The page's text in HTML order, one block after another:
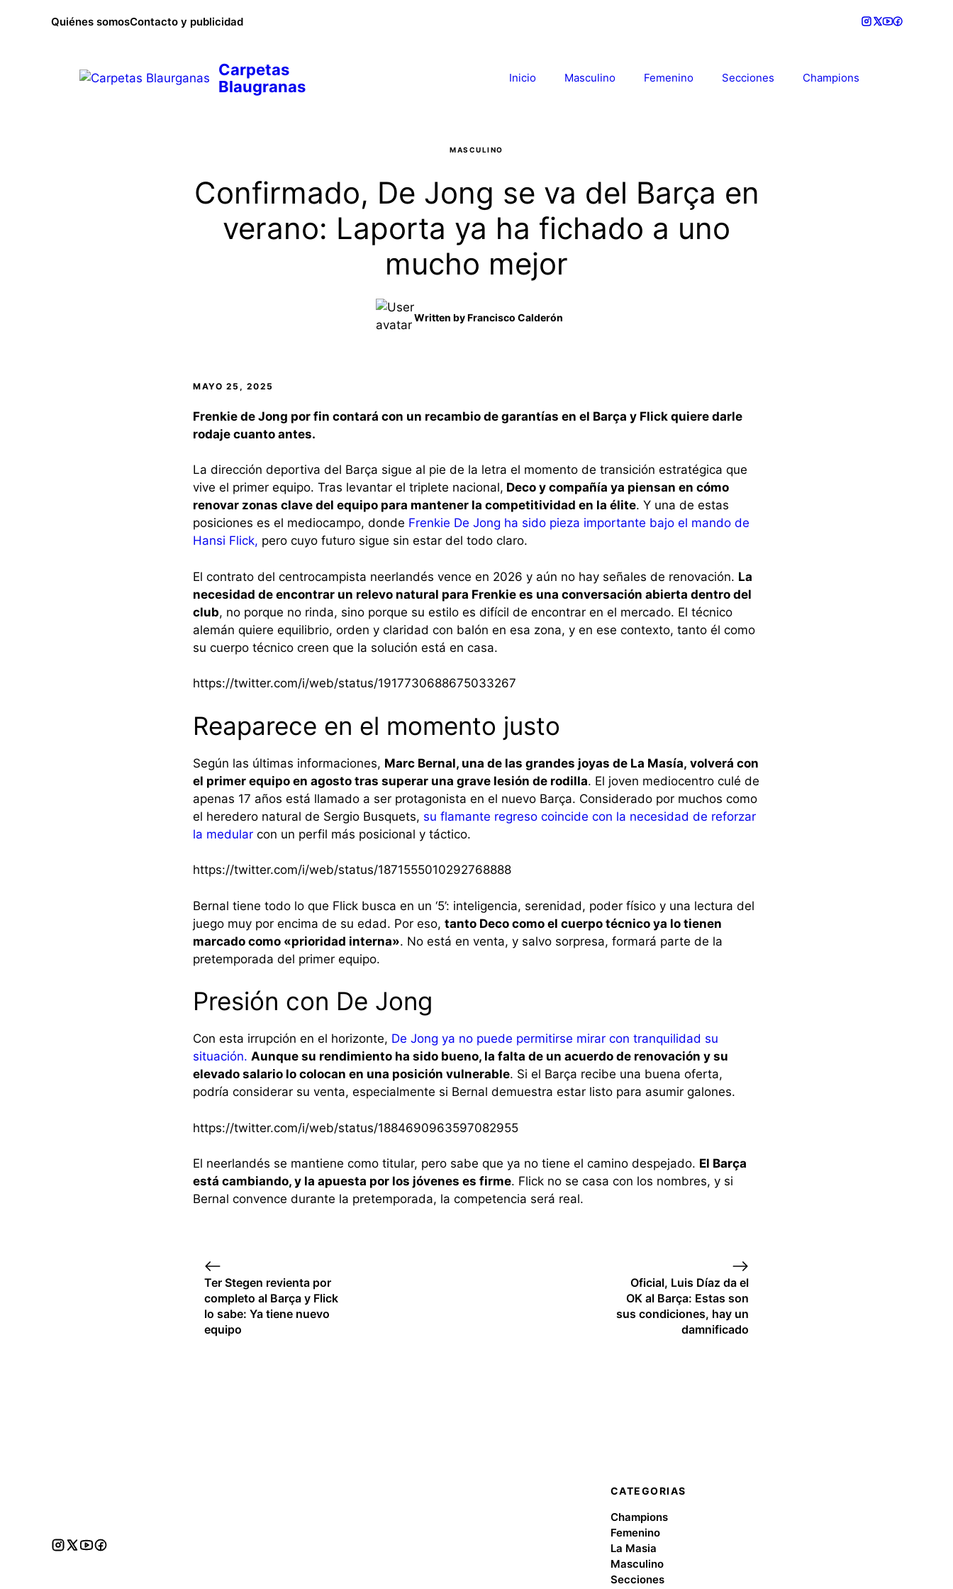
Quiénes somosContacto y publicidad
Inicio Masculino Femenino Secciones Champions
MASCULINO
Confirmado, De Jong se va del Barça en
verano: Laporta ya ha fichado a uno
mucho mejor
Written byFrancisco Calderón
MAYO 25, 2025
Frenkie de Jong por fin contará con un recambio de garantías en el Barça y Flick quiere darle
rodaje cuanto antes.
La dirección deportiva del Barça sigue al pie de la letra el momento de transición estratégica que
vive el primer equipo. Tras levantar el triplete nacional, Deco y compañía ya piensan en cómo
renovar zonas clave del equipo para mantener la competitividad en la élite. Y una de estas
posiciones es el mediocampo, donde Frenkie De Jong ha sido pieza importante bajo el mando de
Hansi Flick, pero cuyo futuro sigue sin estar del todo claro.
El contrato del centrocampista neerlandés vence en 2026 y aún no hay señales de renovación. La
necesidad de encontrar un relevo natural para Frenkie es una conversación abierta dentro del
club, no porque no rinda, sino porque su estilo es difícil de encontrar en el mercado. El técnico
alemán quiere equilibrio, orden y claridad con balón en esa zona, y en ese contexto, tanto él como
su cuerpo técnico creen que la solución está en casa.
https://twitter.com/i/web/status/1917730688675033267
Reaparece en el momento justo
Según las últimas informaciones, Marc Bernal, una de las grandes joyas de La Masía, volverá con
el primer equipo en agosto tras superar una grave lesión de rodilla. El joven mediocentro culé de
apenas 17 años está llamado a ser protagonista en el nuevo Barça. Considerado por muchos como
el heredero natural de Sergio Busquets, su flamante regreso coincide con la necesidad de reforzar
la medular con un perfil más posicional y táctico.
https://twitter.com/i/web/status/1871555010292768888
Bernal tiene todo lo que Flick busca en un ‘5’: inteligencia, serenidad, poder físico y una lectura del
juego muy por encima de su edad. Por eso, tanto Deco como el cuerpo técnico ya lo tienen
marcado como «prioridad interna». No está en venta, y salvo sorpresa, formará parte de la
pretemporada del primer equipo.
Presión con De Jong
Con esta irrupción en el horizonte, De Jong ya no puede permitirse mirar con tranquilidad su
situación. Aunque su rendimiento ha sido bueno, la falta de un acuerdo de renovación y su
elevado salario lo colocan en una posición vulnerable. Si el Barça recibe una buena oferta,
podría considerar su venta, especialmente si Bernal demuestra estar listo para asumir galones.
https://twitter.com/i/web/status/1884690963597082955
El neerlandés se mantiene como titular, pero sabe que ya no tiene el camino despejado. El Barça
está cambiando, y la apuesta por los jóvenes es firme. Flick no se casa con los nombres, y si
Bernal convence durante la pretemporada, la competencia será real.
Ter Stegen revienta por
completo al Barça y Flick
lo sabe: Ya tiene nuevo
equipo
Oficial, Luis Díaz da el
OK al Barça: Estas son
sus condiciones, hay un
damnificado
CATEGORIAS
Champions
Femenino
La Masia
Masculino
Secciones